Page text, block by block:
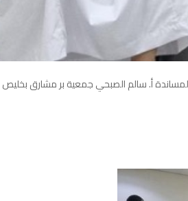
المساندة أ. سالم الصبحي جمعية بر مشارق بخليص